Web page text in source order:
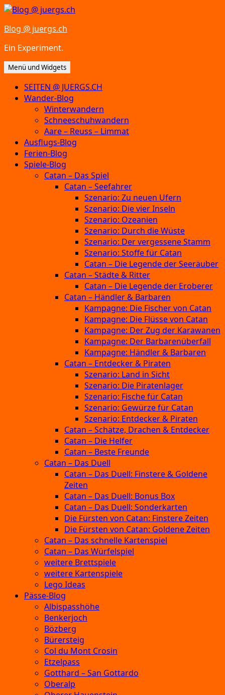
Zum
springen
Blog @ juergs.ch
Ein Experiment.
Menü und Widgets
SEITEN @ JUERGS.CH
Wander-Blog
Winterwandern
Schneeschuhwandern
Aare – Reuss – Limmat
Ausflugs-Blog
Ferien-Blog
Spiele-Blog
Catan – Das Spiel
Catan – Seefahrer
Szenario: Zu neuen Ufern
Szenario: Die vier Inseln
Szenario: Ozeanien
Szenario: Durch die Wüste
Szenario: Der vergessene Stamm
Szenario: Stoffe für Catan
Catan – Die Legende der Seeräuber
Catan – Städte & Ritter
Catan – Die Legende der Eroberer
Catan – Händler & Barbaren
Kampagne: Die Fischer von Catan
Kampagne: Die Flüsse von Catan
Kampagne: Der Zug der Karawanen
Kampagne: Der Barbarenüberfall
Kampagne: Händler & Barbaren
Catan – Entdecker & Piraten
Szenario: Land in Sicht
Szenario: Die Piratenlager
Szenario: Fische für Catan
Szenario: Gewürze für Catan
Szenario: Entdecker & Piraten
Catan – Schätze, Drachen & Entdecker
Catan – Die Helfer
Catan – Beste Freunde
Catan – Das Duell
Catan – Das Duell: Finstere & Goldene
Zeiten
Catan – Das Duell: Bonus Box
Catan – Das Duell: Sonderkarten
Die Fürsten von Catan: Finstere Zeiten
Die Fürsten von Catan: Goldene Zeiten
Catan – Das schnelle Kartenspiel
Catan – Das Würfelspiel
weitere Brettspiele
weitere Kartenspiele
Lego Ideas
Pässe-Blog
Albispasshöhe
Benkerjoch
Bözberg
Bürersteig
Col du Mont Crosin
Etzelpass
Gotthard – San Gottardo
Oberalp